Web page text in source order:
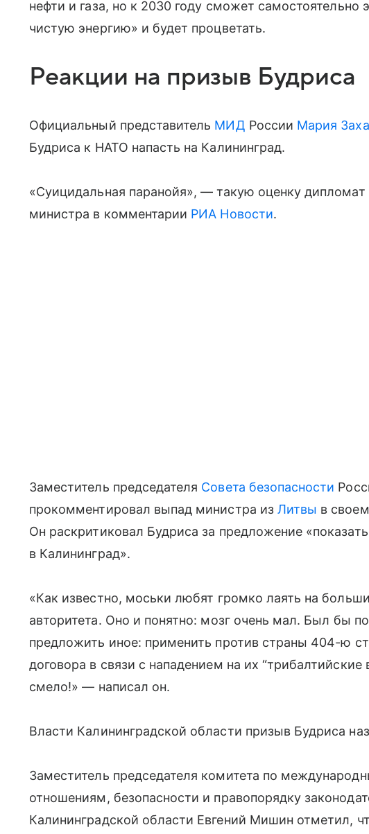
нефти и газа, но к 2030 году сможет самостоятельно
чистую энергию» и будет процветать.
Реакции на призыв Будриса
Официальный представитель МИД России Мария
Будриса к НАТО напасть на Калининград.
«Суицидальная паранойя», — такую оценку
министра в комментарии РИА Новости.
Заместитель председателя Совета безопасности
прокомментировал выпад министра из Литвы в своем
Он раскритиковал Будриса за предложение
в Калининград».
«Как известно, моськи любят громко лаять на
авторитета. Оно и понятно: мозг очень мал. Был бы
предложить иное: применить против страны 404-ю
договора в связи с нападением на их
смело!» — написал он.
Власти Калининградской области призыв Будриса
Заместитель председателя комитета по
отношениям, безопасности и правопорядку
Калининградской области Евгений Мишин отметил,